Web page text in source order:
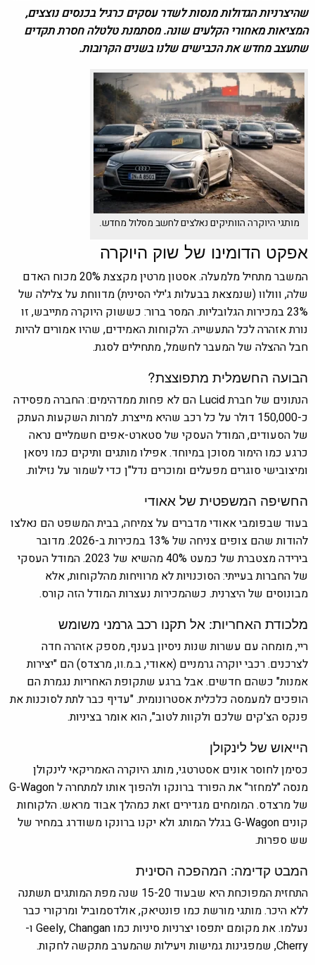
שהיצרניות הגדולות מנסות לשדר עסקים כרגיל בכנסים נוצצים,
המציאות מאחורי הקלעים שונה. מסתמנת טלטלה חסרת תקדים
שתעצב מחדש את הכבישים שלנו בשנים הקרובות.
מותגי היוקרה הוותיקים נאלצים לחשב מסלול מחדש.
אפקט הדומינו של שוק היוקרה
המשבר מתחיל מלמעלה. אסטון מרטין מקצצת 20% מכוח האדם
שלה, ווולוו (שנמצאת בבעלות ג'ילי הסינית) מדווחת על צלילה של
23% במכירות הגלובליות. המסר ברור: כששוק היוקרה מתייבש, זו
נורת אזהרה לכל התעשייה. הלקוחות האמידים, שהיו אמורים להיות
חבל ההצלה של המעבר לחשמל, מתחילים לסגת.
הבועה החשמלית מתפוצצת?
הנתונים של חברת Lucid הם לא פחות ממדהימים: החברה מפסידה
כ-150,000 דולר על כל רכב שהיא מייצרת. למרות השקעות העתק
של הסעודים, המודל העסקי של סטארט-אפים חשמליים נראה
כרגע כמו הימור מסוכן במיוחד. אפילו מותגים ותיקים כמו ניסאן
ומיצובישי סוגרים מפעלים ומוכרים נדל"ן כדי לשמור על נזילות.
החשיפה המשפטית של אאודי
בעוד שבפומבי אאודי מדברים על צמיחה, בבית המשפט הם נאלצו
להודות שהם צופים צניחה של 13% במכירות ב-2026. מדובר
בירידה מצטברת של כמעט 40% מהשיא של 2023. המודל העסקי
של החברות בעייתי: הסוכנויות לא מרוויחות מהלקוחות, אלא
מבונוסים של היצרנית. כשהמכירות נעצרות המודל הזה קורס.
מלכודת האחריות: אל תקנו רכב גרמני משומש
ריי, מומחה עם עשרות שנות ניסיון בענף, מספק אזהרה חדה
לצרכנים. רכבי יוקרה גרמניים (אאודי, ב.מ.וו, מרצדס) הם "יצירות
אמנות" כשהם חדשים. אבל ברגע שתקופת האחריות נגמרת הם
הופכים למעמסה כלכלית אסטרונומית. "עדיף כבר לתת לסוכנות את
פנקס הצ'קים שלכם ולקוות לטוב", הוא אומר בציניות.
הייאוש של לינקולן
כסימן לחוסר אונים אסטרטגי, מותג היוקרה האמריקאי לינקולן
מנסה "למחזר" את הפורד ברונקו ולהפוך אותו למתחרה ל G-Wagon
של מרצדס. המומחים מגדירים זאת כמהלך אבוד מראש. הלקוחות
קונים G-Wagon בגלל המותג ולא יקנו ברונקו משודרג במחיר של
שש ספרות.
המבט קדימה: המהפכה הסינית
התחזית המפוכחת היא שבעוד 15-20 שנה מפת המותגים תשתנה
ללא היכר. מותגי מורשת כמו פונטיאק, אולדסמוביל ומרקורי כבר
נעלמו. את מקומם יתפסו יצרניות סיניות כמו Geely, Changan ו-
Cherry, שמפגינות גמישות ויעילות שהמערב מתקשה לחקות.